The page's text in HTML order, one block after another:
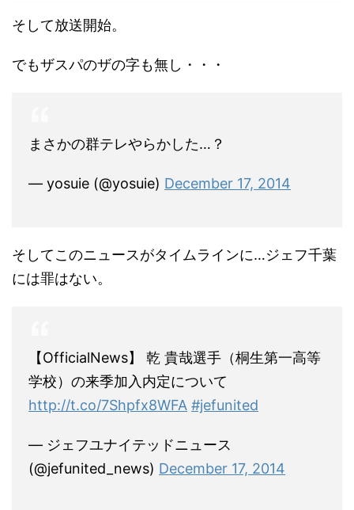
そして放送開始。
でもザスパのザの字も無し・・・
まさかの群テレやらかした…？
— yosuie (@yosuie) December 17, 2014
そしてこのニュースがタイムラインに…ジェフ千葉
には罪はない。
【OfficialNews】 乾 貴哉選手（桐生第一高等
学校）の来季加入内定について
http://t.co/7Shpfx8WFA #jefunited
— ジェフユナイテッドニュース
(@jefunited_news) December 17, 2014